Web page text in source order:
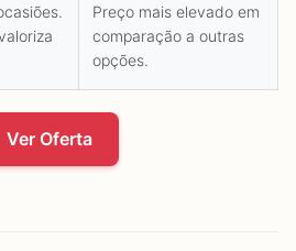
Preço mais elevado em
comparação a outras
opções.
Ver Oferta